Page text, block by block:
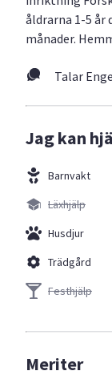
åldrarna 1-5 år
månader.
Talar
Jag kan
Barnvakt
Läxhjälp
Husdjur
Trädgård
Festhjälp
Meriter